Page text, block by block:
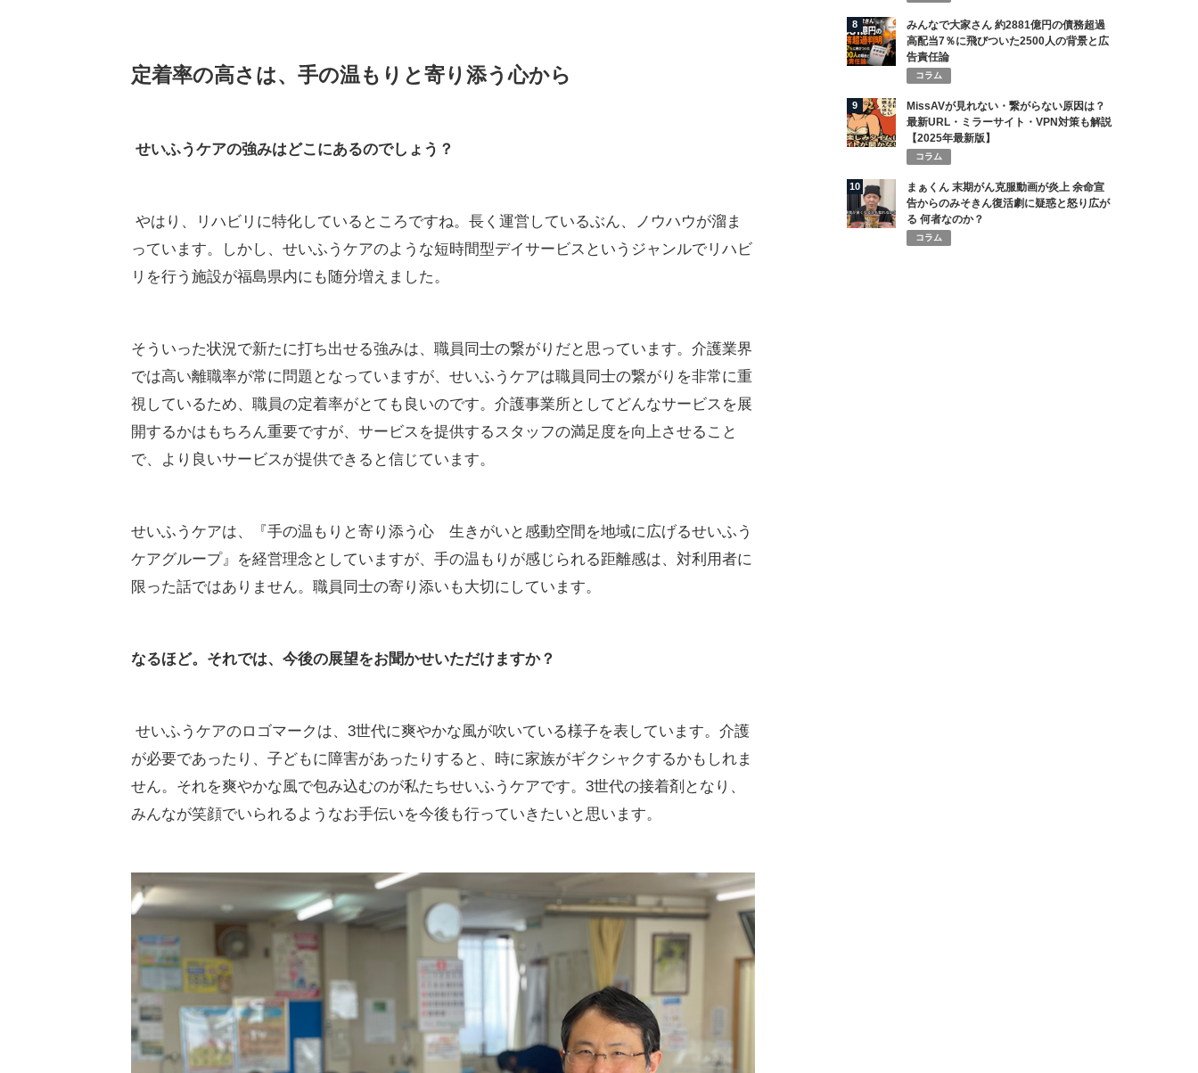
定着率の高さは、手の温もりと寄り添う心から
せいふうケアの強みはどこにあるのでしょう？
やはり、リハビリに特化しているところですね。長く運営しているぶん、ノウハウが溜ま
っています。しかし、せいふうケアのような短時間型デイサービスというジャンルでリハビ
リを行う施設が福島県内にも随分増えました。
そういった状況で新たに打ち出せる強みは、職員同士の繋がりだと思っています。介護業界
では高い離職率が常に問題となっていますが、せいふうケアは職員同士の繋がりを非常に重
視しているため、職員の定着率がとても良いのです。介護事業所としてどんなサービスを展
開するかはもちろん重要ですが、サービスを提供するスタッフの満足度を向上させること
で、より良いサービスが提供できると信じています。
せいふうケアは、『手の温もりと寄り添う心 生きがいと感動空間を地域に広げるせいふう
ケアグループ』を経営理念としていますが、手の温もりが感じられる距離感は、対利用者に
限った話ではありません。職員同士の寄り添いも大切にしています。
なるほど。それでは、今後の展望をお聞かせいただけますか？
せいふうケアのロゴマークは、3世代に爽やかな風が吹いている様子を表しています。介護
が必要であったり、子どもに障害があったりすると、時に家族がギクシャクするかもしれま
せん。それを爽やかな風で包み込むのが私たちせいふうケアです。3世代の接着剤となり、
みんなが笑顔でいられるようなお手伝いを今後も行っていきたいと思います。
8
みんなで大家さん 約2881億円の債務超過
高配当7％に飛びついた2500人の背景と広
告責任論
コラム
9
MissAVが見れない・繋がらない原因は？
最新URL・ミラーサイト・VPN対策も解説
【2025年最新版】
コラム
10
まぁくん 末期がん克服動画が炎上 余命宣
告からのみそきん復活劇に疑惑と怒り広が
る 何者なのか？
コラム